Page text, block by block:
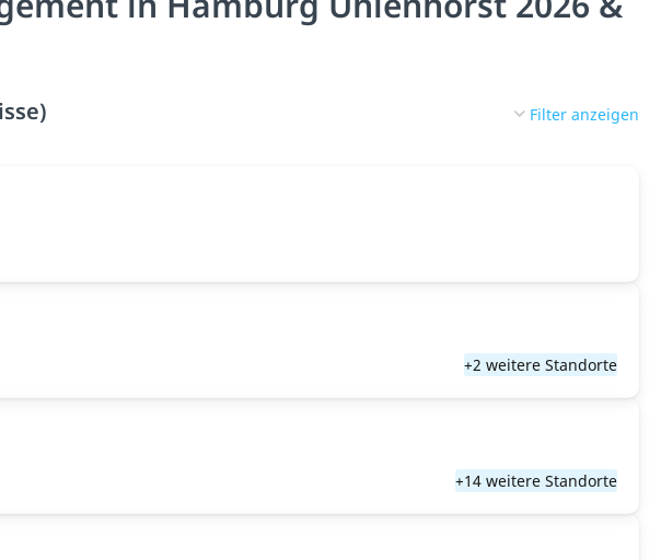
Filter anzeigen
+2 weitere Standorte
+14 weitere Standorte